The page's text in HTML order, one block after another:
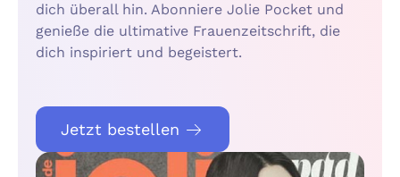
dich überall hin. Abonniere Jolie Pocket und
genieße die ultimative Frauenzeitschrift, die
dich inspiriert und begeistert.
Jetzt bestellen